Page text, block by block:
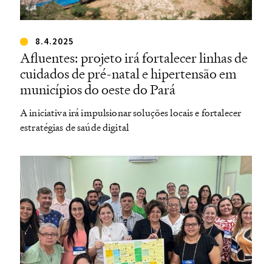
8.4.2025
Afluentes: projeto irá fortalecer linhas de
cuidados de pré-natal e hipertensão em
municípios do oeste do Pará
A iniciativa irá impulsionar soluções locais e fortalecer
estratégias de saúde digital